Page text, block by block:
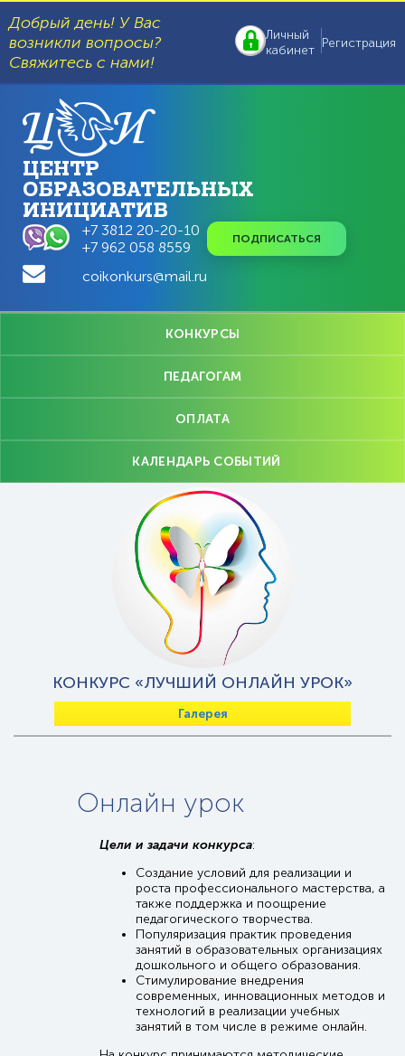
основному
содержанию
Добрый день! У Вас
возникли вопросы?
Свяжитесь с нами!
Личный
кабинет Регистрация
ЦЕНТР
ОБРАЗОВАТЕЛЬНЫХ
ИНИЦИАТИВ
+7 3812 20-20-10
+7 962 058 8559
coikonkurs@mail.ru
ПОДПИСАТЬСЯ
меню
КОНКУРСЫ
ПЕДАГОГАМ
ОПЛАТА
КАЛЕНДАРЬ СОБЫТИЙ
Онлайн урок
Цели и задачи конкурса:
Создание условий для реализации и
роста профессионального мастерства, а
также поддержка и поощрение
педагогического творчества.
Популяризация практик проведения
занятий в образовательных организациях
дошкольного и общего образования.
Стимулирование внедрения
современных, инновационных методов и
технологий в реализации учебных
занятий в том числе в режиме онлайн.
КОНКУРС «ЛУЧШИЙ ОНЛАЙН УРОК»
Галерея